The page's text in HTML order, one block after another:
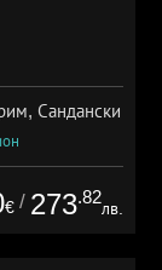
Сандански
€ / 273.82
лв.